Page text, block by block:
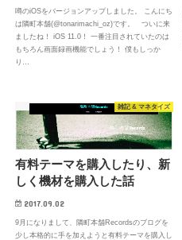
噂のiOSをバージョンアップしました。 こんにち
は隣町本舗(@tonarimachi_oz)です。 ついに来
ましたね！ iOS 11.0！ 一番注目されていたのは
もちろん画面録画機能でしょう！ 僕もしっか
り…
雑記 & マネタイズ
有料テーマを購入したり、新
しく機材を購入した話
2017.09.02
9月になりまして、隣町本舗Recordsのブログを
少し本格的に手を加えようと有料テーマを購入し